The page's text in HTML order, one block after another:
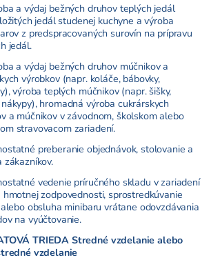
a výdaj bežných druhov teplých jedál
jedál studenej kuchyne a výroba
z predspracovaných surovín na prípravu
jedál.
a výdaj bežných druhov múčnikov a
výrobkov (napr. koláče, bábovky,
výroba teplých múčnikov (napr. šišky,
hromadná výroba cukrárskych
a múčnikov v závodnom, školskom alebo
stravovacom zariadení.
preberanie objednávok, stolovanie a
zákazníkov.
vedenie príručného skladu v zariadení
zodpovednosti, sprostredkúvanie
obsluha minibaru vrátane odovzdávania
na vyúčtovanie.
TRIEDA Stredné vzdelanie alebo
vzdelanie